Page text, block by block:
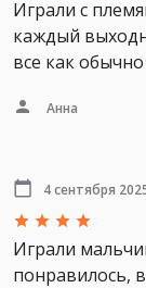
Играли с
каждый
все как
Анна
4 сентября
Играли
понравилось,